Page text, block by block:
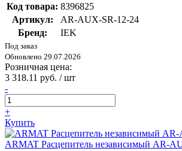
Код товара: 8396825
Артикул:
AR-AUX-SR-12-24
Бренд:
IEK
Под заказ
Обновлено 29.07.2026
Розничная цена:
3 318.11 руб. / шт
-
+
Купить
ARMAT Расцепитель независимый AR-